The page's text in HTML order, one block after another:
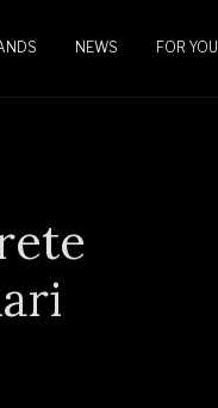
NEWS FOR YOU